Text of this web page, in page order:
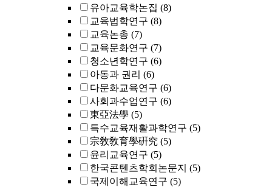
유아교육학논집 (8)
교육법학연구 (8)
교육논총 (7)
교육문화연구 (7)
청소년학연구 (6)
아동과 권리 (6)
다문화교육연구 (6)
사회과수업연구 (6)
東亞法學 (5)
특수교육재활과학연구 (5)
宗敎敎育學硏究 (5)
윤리교육연구 (5)
한국콘텐츠학회논문지 (5)
국제이해교육연구 (5)